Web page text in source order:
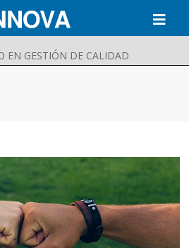
EN GESTIÓN DE CALIDAD